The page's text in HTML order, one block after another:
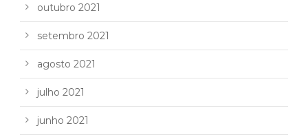
outubro 2021
setembro 2021
agosto 2021
julho 2021
junho 2021